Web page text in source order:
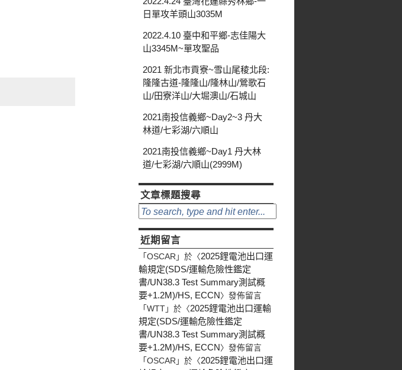
日單攻羊頭山3035M
2022.4.10 臺中和平鄉-志佳陽大
山3345M~單攻聖品
2021 新北市貢寮~雪山尾稜北段:
隆隆古道-隆隆山/隆林山/鶯歌石
山/田寮洋山/大堀澳山/石城山
2021南投信義鄉~Day2~3 丹大
林道/七彩湖/六順山
2021南投信義鄉~Day1 丹大林
道/七彩湖/六順山(2999M)
文章標題搜尋
近期留言
「 OSCAR 」於〈2025鋰電池出口運
輸規定(SDS/運輸危險性鑑定
書/UN38.3 Test Summary測試概
要+1.2M)/HS, ECCN〉發佈留言
「 WTT 」於〈2025鋰電池出口運輸
規定(SDS/運輸危險性鑑定
書/UN38.3 Test Summary測試概
要+1.2M)/HS, ECCN〉發佈留言
「 OSCAR 」於〈2025鋰電池出口運